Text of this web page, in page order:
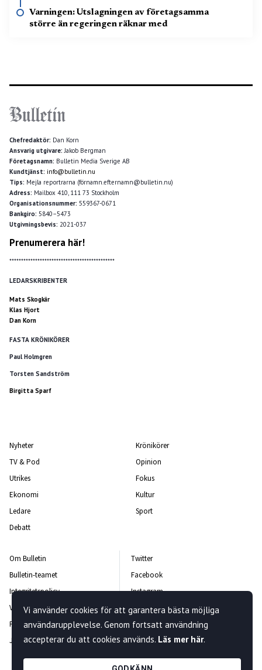
Varningen: Utslagningen av företagsamma
större än regeringen räknar med
Chefredaktör: Dan Korn
Ansvarig utgivare: Jakob Bergman
Företagsnamn: Bulletin Media Sverige AB
Kundtjänst: info@bulletin.nu
Tips: Mejla reportrarna (förnamn.efternamn@bulletin.nu)
Adress: Mailbox 410, 111 73 Stockholm
Organisationsnummer: 559367-0671
Bankgiro: 5840–5473
Utgivningsbevis: 2021-037
Prenumerera här!
*********************************************
LEDARSKRIBENTER
Mats Skogkär
Klas Hjort
Dan Korn
FASTA KRÖNIKÖRER
Paul Holmgren
Torsten Sandström
Birgitta Sparf
Nyheter
TV & Pod
Utrikes
Ekonomi
Ledare
Debatt
Krönikörer
Opinion
Fokus
Kultur
Sport
Om Bulletin
Bulletin-teamet
Integritetspolicy
Vanliga frågor och svar
Rättelsepolicy
Jobba hos oss
Twitter
Facebook
Instagram
Kontakta oss
Nyhetsbrev
Vi använder cookies för att garantera bästa möjliga
användarupplevelse. Genom fortsatt användning
accepterar du att cookies används. Läs mer här.